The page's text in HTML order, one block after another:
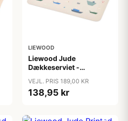
LIEWOOD
Liewood Jude
Dækkeserviet -
VEJL. PRIS 189,00 KR
138,95 kr